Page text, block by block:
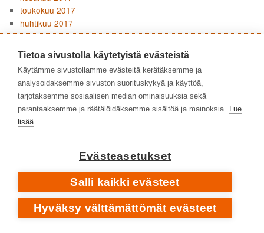
toukokuu 2017
huhtikuu 2017
maaliskuu 2017
helmikuu 2017
tammikuu 2017
joulukuu 2016
marraskuu 2016
lokakuu 2016
syyskuu 2016
elokuu 2016
huhtikuu 2016
maaliskuu 2016
helmikuu 2016
tammikuu 2016
Tietoa sivustolla käytetyistä evästeistä
Käytämme sivustollamme evästeitä kerätäksemme ja
analysoidaksemme sivuston suorituskykyä ja käyttöä,
tarjotaksemme sosiaalisen median ominaisuuksia sekä
parantaaksemme ja räätälöidäksemme sisältöä ja mainoksia. Lue
lisää
Evästeasetukset
Salli kaikki evästeet
Hyväksy välttämättömät evästeet